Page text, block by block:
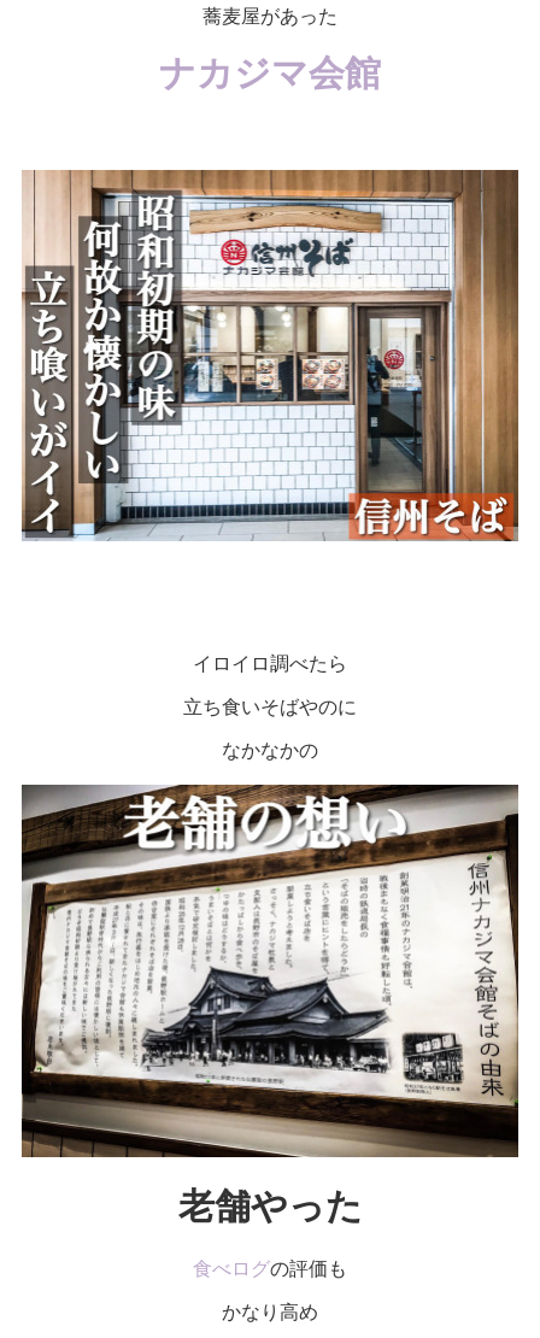
蕎麦屋があった
ナカジマ会館
イロイロ調べたら
立ち食いそばやのに
なかなかの
老舗やった
食べログの評価も
かなり高め